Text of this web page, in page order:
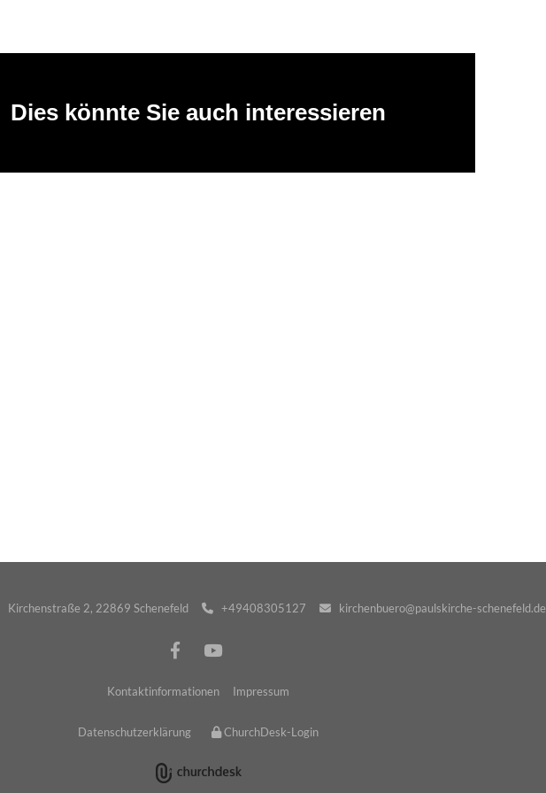
Dies könnte Sie auch interessieren
2, 22869 Schenefeld +49408305127 kirchenbuero@paulskirche-schenefeld.de
Kontaktinformationen Impressum
Datenschutzerklärung ChurchDesk-Login